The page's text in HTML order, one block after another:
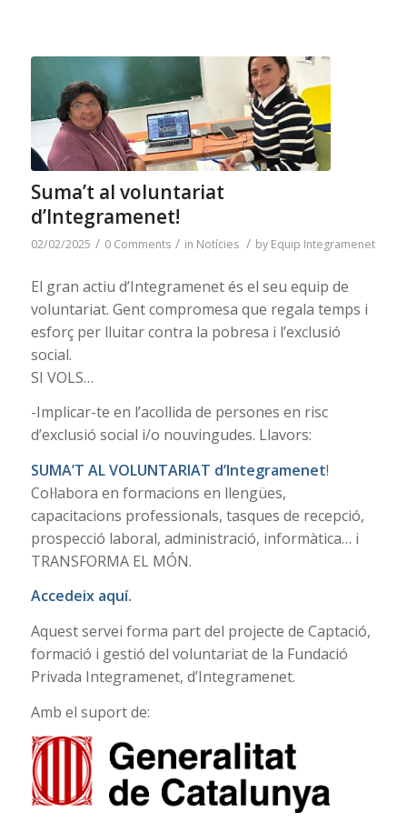
Suma’t al voluntariat
d’Integramenet!
02/02/2025 / 0 Comments / in Notícies / by Equip Integramenet
El gran actiu d’Integramenet és el seu equip de
voluntariat. Gent compromesa que regala temps i
esforç per lluitar contra la pobresa i l’exclusió
social.
SI VOLS…
-Implicar-te en l’acollida de persones en risc
d’exclusió social i/o nouvingudes. Llavors:
SUMA’T AL VOLUNTARIAT d’Integramenet!
Col·labora en formacions en llengües,
capacitacions professionals, tasques de recepció,
prospecció laboral, administració, informàtica… i
TRANSFORMA EL MÓN.
Accedeix aquí.
Aquest servei forma part del projecte de Captació,
formació i gestió del voluntariat de la Fundació
Privada Integramenet, d’Integramenet.
Amb el suport de: